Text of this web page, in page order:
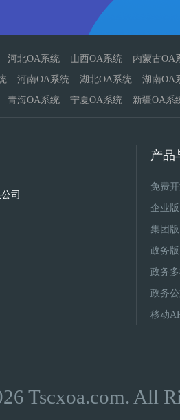
河北OA系统 山西OA系统
内蒙古OA
河南OA系统 湖北OA系统
湖南OA
青海OA系统 宁夏OA系统 新疆OA系
司
产品
免费
企业版
集团版
政务版
政务
政务
移动
Tscxoa.com. All